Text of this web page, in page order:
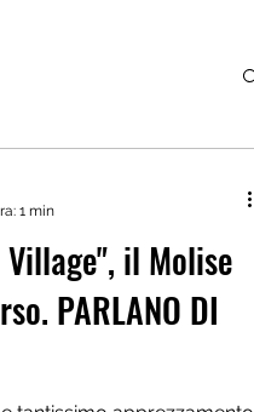
il Molise
PARLANO DI
1 min